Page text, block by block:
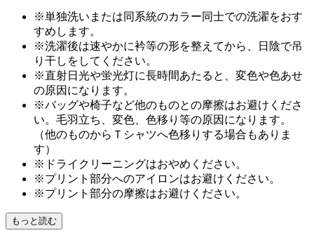
※単独洗いまたは同系統のカラー同士での洗濯をおす
すめします。
※洗濯後は速やかに衿等の形を整えてから、日陰で吊
り干しをしてください。
※直射日光や蛍光灯に長時間あたると、変色や色あせ
の原因になります。
※バッグや椅子など他のものとの摩擦はお避けくださ
い。毛羽立ち、変色、色移り等の原因になります。
（他のものからＴシャツへ色移りする場合もありま
す）
※ドライクリーニングはおやめください。
※プリント部分へのアイロンはお避けください。
※プリント部分の摩擦はお避けください。
もっと読む